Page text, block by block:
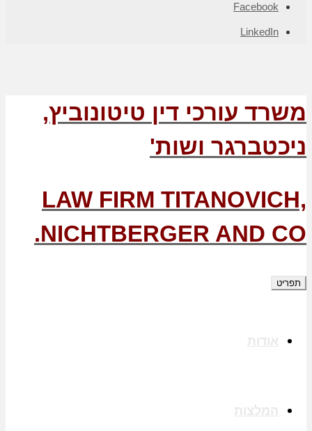
Facebook
LinkedIn
משרד עורכי דין טיטונוביץ,
ניכטברגר ושות'
LAW FIRM TITANOVICH,
NICHTBERGER AND CO.
תפריט